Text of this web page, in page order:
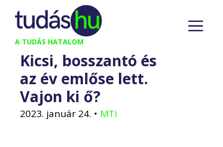
Kilépés
tartalomba
A TUDÁS HATALOM
Kicsi, bosszantó és
az év emlőse lett.
Vajon ki ő?
2023. január 24. • MTI